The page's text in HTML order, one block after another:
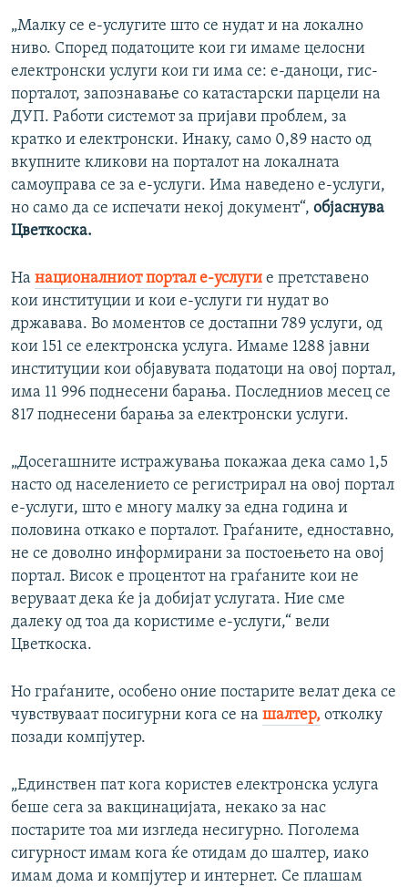
„Малку се е-услугите што се нудат и на локално
ниво. Според податоците кои ги имаме целосни
електронски услуги кои ги има се: е-даноци, гис-
порталот, запознавање со катастарски парцели на
ДУП. Работи системот за пријави проблем, за
кратко и електронски. Инаку, само 0,89 насто од
вкупните кликови на порталот на локалната
самоуправа се за е-услуги. Има наведено е-услуги,
но само да се испечати некој документ“, објаснува
Цветкоска.
На националниот портал е-услуги е претставено
кои институции и кои е-услуги ги нудат во
државава. Во моментов се достапни 789 услуги, од
кои 151 се електронска услуга. Имаме 1288 јавни
институции кои објавувата податоци на овој портал,
има 11 996 поднесени барања. Последниов месец се
817 поднесени барања за електронски услуги.
„Досегашните истражувања покажаа дека само 1,5
насто од населението се регистрирал на овој портал
е-услуги, што е многу малку за една година и
половина откако е порталот. Граѓаните, едноставно,
не се доволно информирани за постоењето на овој
портал. Висок е процентот на граѓаните кои не
веруваат дека ќе ја добијат услугата. Ние сме
далеку од тоа да користиме е-услуги,“ вели
Цветкоска.
Но граѓаните, особено оние постарите велат дека се
чувствуваат посигурни кога се на шалтер, отколку
позади компјутер.
„Единствен пат кога користев електронска услуга
беше сега за вакцинацијата, некако за нас
постарите тоа ми изгледа несигурно. Поголема
сигурност имам кога ќе отидам до шалтер, иако
имам дома и компјутер и интернет. Се плашам